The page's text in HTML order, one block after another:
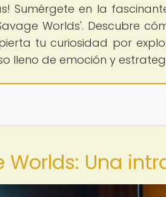
Sumérgete en la
Worlds'. Descubre
tu curiosidad por
lleno de emoción y
Worlds: Una